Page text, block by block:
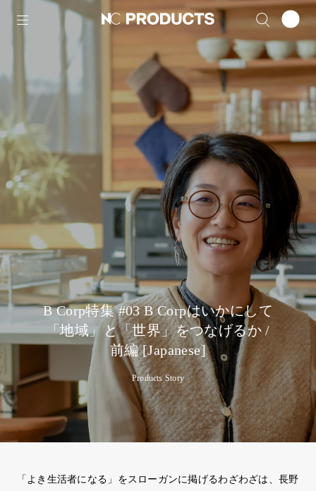
B Corp特集 #03 B Corpはいかにして
「地域」と「世界」をつなげるか /
前編 [Japanese]
Products Story
「よき生活者になる」をスローガンに掲げるわざわざは、長野